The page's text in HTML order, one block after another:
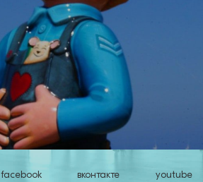
facebook вконтакте youtube